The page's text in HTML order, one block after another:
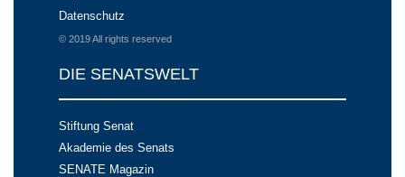
Datenschutz
© 2019 All rights reserved
DIE SENATSWELT
Stiftung Senat
Akademie des Senats
SENATE Magazin